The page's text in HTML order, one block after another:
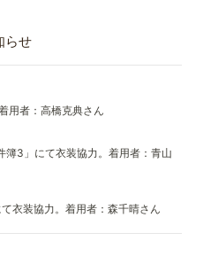
らせ
用者：高橋克典さん
簿3」にて衣装協力。着用者：青山
衣装協力。着用者：森千晴さん